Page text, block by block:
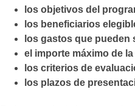
los objetivos del
los beneficiarios
los gastos que pueden
el importe máximo de
los criterios de
los plazos de